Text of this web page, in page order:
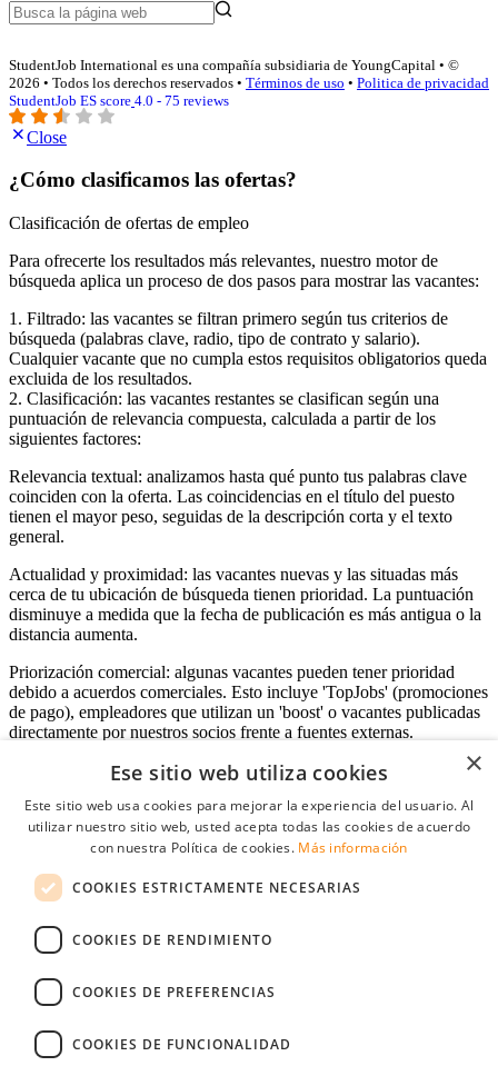
StudentJob International es una compañía subsidiaria de YoungCapital • ©
2026 • Todos los derechos reservados • Términos de uso • Politica de privacidad
StudentJob ES score 4.0 - 75 reviews
Close
¿Cómo clasificamos las ofertas?
Clasificación de ofertas de empleo
Para ofrecerte los resultados más relevantes, nuestro motor de
búsqueda aplica un proceso de dos pasos para mostrar las vacantes:
1. Filtrado: las vacantes se filtran primero según tus criterios de
búsqueda (palabras clave, radio, tipo de contrato y salario).
Cualquier vacante que no cumpla estos requisitos obligatorios queda
excluida de los resultados.
2. Clasificación: las vacantes restantes se clasifican según una
puntuación de relevancia compuesta, calculada a partir de los
siguientes factores:
Relevancia textual: analizamos hasta qué punto tus palabras clave
coinciden con la oferta. Las coincidencias en el título del puesto
tienen el mayor peso, seguidas de la descripción corta y el texto
general.
Actualidad y proximidad: las vacantes nuevas y las situadas más
cerca de tu ubicación de búsqueda tienen prioridad. La puntuación
disminuye a medida que la fecha de publicación es más antigua o la
distancia aumenta.
Priorización comercial: algunas vacantes pueden tener prioridad
debido a acuerdos comerciales. Esto incluye 'TopJobs' (promociones
de pago), empleadores que utilizan un 'boost' o vacantes publicadas
directamente por nuestros socios frente a fuentes externas.
Acceso empresas
Contraseña
Recordarme
Conectarse
Registro gratuito empresas
×
Ese sitio web utiliza cookies
Este sitio web usa cookies para mejorar la experiencia del usuario. Al
utilizar nuestro sitio web, usted acepta todas las cookies de acuerdo
con nuestra Política de cookies. Más información
COOKIES ESTRICTAMENTE NECESARIAS
COOKIES DE RENDIMIENTO
COOKIES DE PREFERENCIAS
COOKIES DE FUNCIONALIDAD